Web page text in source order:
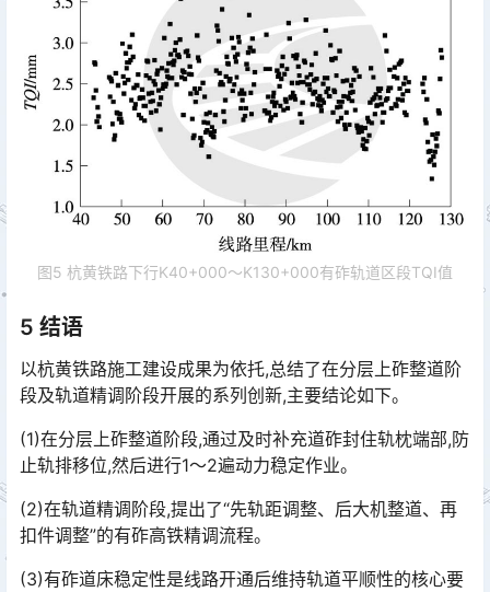
图5 杭黄铁路下行K40+000～K130+000有砟轨道区段TQI值
5 结语
以杭黄铁路施工建设成果为依托,总结了在分层上砟整道阶
段及轨道精调阶段开展的系列创新,主要结论如下。
(1)在分层上砟整道阶段,通过及时补充道砟封住轨枕端部,防
止轨排移位,然后进行1～2遍动力稳定作业。
(2)在轨道精调阶段,提出了“先轨距调整、后大机整道、再
扣件调整”的有砟高铁精调流程。
(3)有砟道床稳定性是线路开通后维持轨道平顺性的核心要